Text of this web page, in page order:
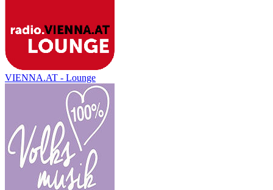
VIENNA.AT - Lounge